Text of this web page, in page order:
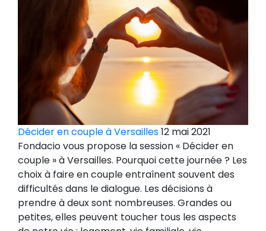
Décider en couple à Versailles12 mai 2021
Fondacio vous propose la session « Décider en
couple » à Versailles. Pourquoi cette journée ? Les
choix à faire en couple entraînent souvent des
difficultés dans le dialogue. Les décisions à
prendre à deux sont nombreuses. Grandes ou
petites, elles peuvent toucher tous les aspects